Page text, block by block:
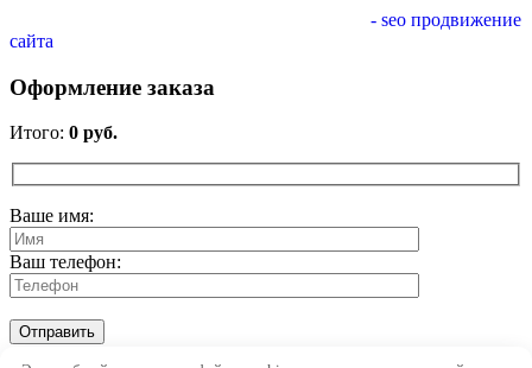
- seo продвижение
сайта
Оформление заказа
Итого: 0 руб.
Ваше имя:
Ваш телефон: